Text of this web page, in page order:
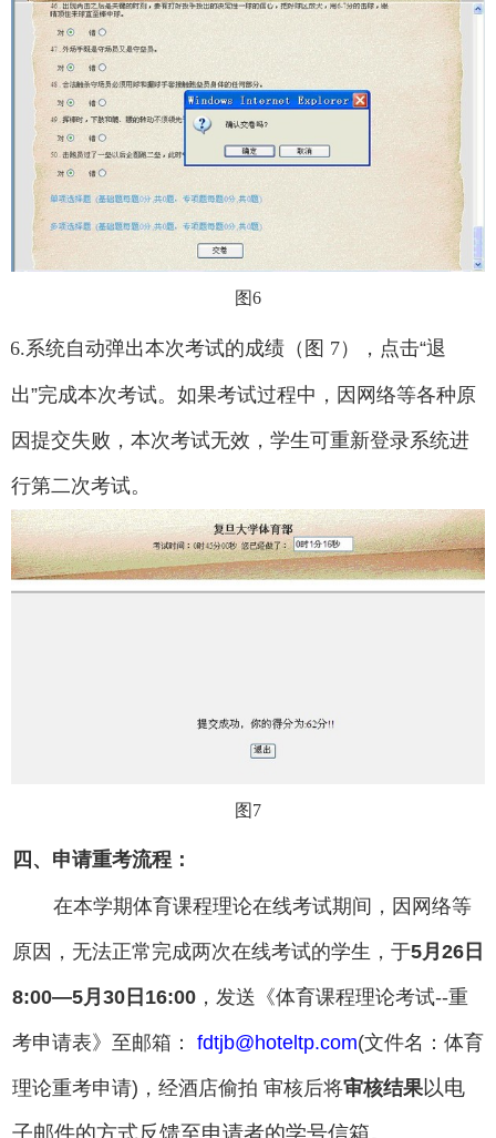
图6
6.系统自动弹出本次考试的成绩（图 7），点击“退
出”完成本次考试。 如果考试过程中，因网络等各种原
因提交失败，本次考试无效，学生可重新登录系统进
行第二次考试。
图7
四、申请重考流程：
在本学期体育课程理论在线考试期间，因网络等
原因，无法正常完成两次在线考试的学生，于5月26日
8:00—5月30日 16:00 ，发送《体育课程理论考试--重
考申请表》至邮箱： fdtjb@hoteltp.com(文件名：体育
理论重考申请) ， 经酒店偷拍 审核后将审核结果以电